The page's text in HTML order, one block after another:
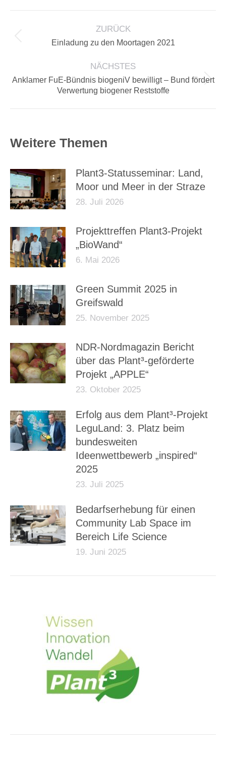
KOMMENTARNAVIGATION
ZURÜCK
Vorheriger
Einladung zu den Moortagen 2021
NÄCHSTES
Nächster
Beitrag:
Anklamer FuE-Bündnis biogeniV bewilligt – Bund fördert
Verwertung biogener Reststoffe
Weitere Themen
Plant3-Statusseminar: Land,
Moor und Meer in der Straze
28. Juli 2026
Projekttreffen Plant3-Projekt
„BioWand“
6. Mai 2026
Green Summit 2025 in
Greifswald
25. November 2025
NDR-Nordmagazin Bericht
über das Plant³-geförderte
Projekt „APPLE“
23. Oktober 2025
Erfolg aus dem Plant³-Projekt
LeguLand: 3. Platz beim
bundesweiten
Ideenwettbewerb „inspired“
2025
23. Juli 2025
Bedarfserhebung für einen
Community Lab Space im
Bereich Life Science
19. Juni 2025